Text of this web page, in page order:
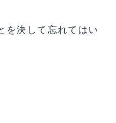
を決して忘れてはい